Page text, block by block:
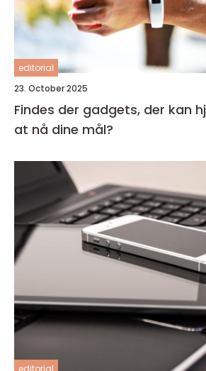
editorial
23. October 2025
Findes der gadgets, der kan
at nå dine mål?
editorial